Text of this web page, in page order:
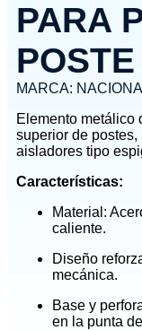
PARA
POSTE
MARCA:
Elemento metálico
superior de
aisladores tipo
Características:
Material:
caliente.
Diseño
mecánica.
Base y
en la punta